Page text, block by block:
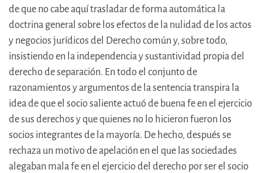
de que no cabe aquí trasladar de forma automática la
doctrina general sobre los efectos de la nulidad de los actos
y negocios jurídicos del Derecho común y, sobre todo,
insistiendo en la independencia y sustantividad propia del
derecho de separación. En todo el conjunto de
razonamientos y argumentos de la sentencia transpira la
idea de que el socio saliente actuó de buena fe en el ejercicio
de sus derechos y que quienes no lo hicieron fueron los
socios integrantes de la mayoría. De hecho, después se
rechaza un motivo de apelación en el que las sociedades
alegaban mala fe en el ejercicio del derecho por ser el socio